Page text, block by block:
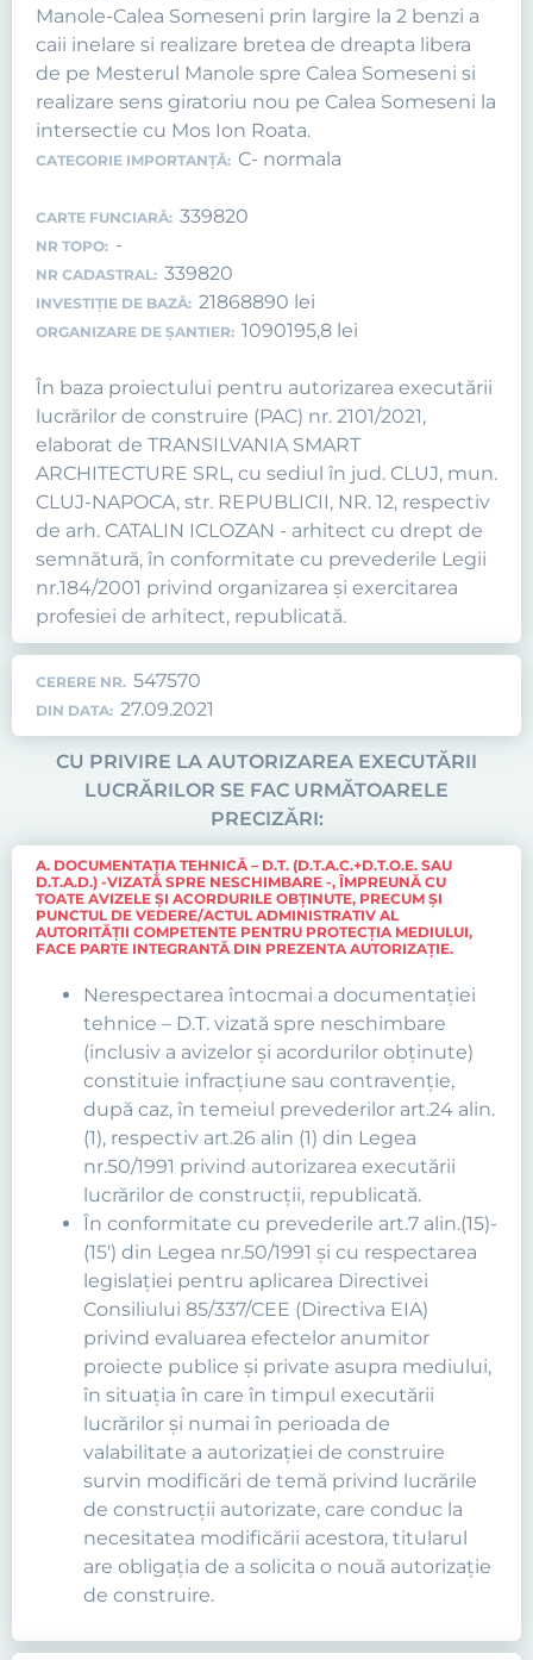
Manole-Calea Someseni prin largire la 2 benzi a
caii inelare si realizare bretea de dreapta libera
de pe Mesterul Manole spre Calea Someseni si
realizare sens giratoriu nou pe Calea Someseni la
intersectie cu Mos Ion Roata.
CATEGORIE IMPORTANȚĂ: C- normala
CARTE FUNCIARĂ: 339820
NR TOPO: -
NR CADASTRAL: 339820
INVESTIȚIE DE BAZĂ: 21868890 lei
ORGANIZARE DE ȘANTIER: 1090195,8 lei
În baza proiectului pentru autorizarea executării
lucrărilor de construire (PAC) nr. 2101/2021,
elaborat de TRANSILVANIA SMART
ARCHITECTURE SRL, cu sediul în jud. CLUJ, mun.
CLUJ-NAPOCA, str. REPUBLICII, NR. 12, respectiv
de arh. CATALIN ICLOZAN - arhitect cu drept de
semnătură, în conformitate cu prevederile Legii
nr.184/2001 privind organizarea şi exercitarea
profesiei de arhitect, republicată.
CERERE NR. 547570
DIN DATA: 27.09.2021
CU PRIVIRE LA AUTORIZAREA EXECUTĂRII
LUCRĂRILOR SE FAC URMĂTOARELE
PRECIZĂRI:
A. DOCUMENTAŢIA TEHNICĂ – D.T. (D.T.A.C.+D.T.O.E. SAU
D.T.A.D.) -VIZATĂ SPRE NESCHIMBARE -, ÎMPREUNĂ CU
TOATE AVIZELE ŞI ACORDURILE OBŢINUTE, PRECUM ŞI
PUNCTUL DE VEDERE/ACTUL ADMINISTRATIV AL
AUTORITĂŢII COMPETENTE PENTRU PROTECŢIA MEDIULUI,
FACE PARTE INTEGRANTĂ DIN PREZENTA AUTORIZAŢIE.
Nerespectarea întocmai a documentaţiei
tehnice – D.T. vizată spre neschimbare
(inclusiv a avizelor şi acordurilor obţinute)
constituie infracţiune sau contravenţie,
după caz, în temeiul prevederilor art.24 alin.
(1), respectiv art.26 alin (1) din Legea
nr.50/1991 privind autorizarea executării
lucrărilor de construcţii, republicată.
În conformitate cu prevederile art.7 alin.(15)-
(15') din Legea nr.50/1991 şi cu respectarea
legislaţiei pentru aplicarea Directivei
Consiliului 85/337/CEE (Directiva EIA)
privind evaluarea efectelor anumitor
proiecte publice şi private asupra mediului,
în situaţia în care în timpul executării
lucrărilor şi numai în perioada de
valabilitate a autorizaţiei de construire
survin modificări de temă privind lucrările
de construcţii autorizate, care conduc la
necesitatea modificării acestora, titularul
are obligaţia de a solicita o nouă autorizaţie
de construire.